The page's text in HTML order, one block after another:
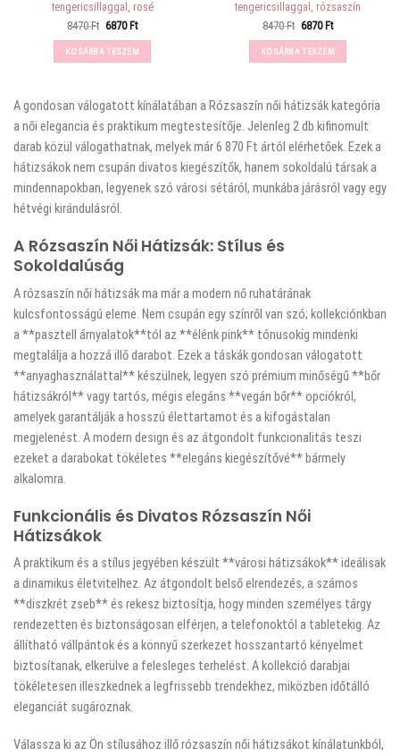
tengericsillaggal, rosé
8470Ft Original
was:
8470 Ft.
6870 FtCurrent
is:
6870 Ft.
KOSÁRBA TESZEM
tengericsillaggal, rózsaszín
8470Ft Original
was:
8470 Ft.
6870 FtCurrent
is:
6870 Ft.
KOSÁRBA TESZEM
Agondosan válogatott kínálatában a Rózsaszín női hátizsák kategória
a női elegancia és praktikum megtestesítője. Jelenleg 2 db kifinomult
darab közül válogathatnak, melyek már 6 870 Ft ártól elérhetőek. Ezek a
hátizsákok nem csupán divatos kiegészítők, hanem sokoldalú társak a
mindennapokban, legyenek szó városi sétáról, munkába járásról vagy egy
hétvégi kirándulásról.
A Rózsaszín Női Hátizsák: Stílus és
Sokoldalúság
A rózsaszín női hátizsák ma már a modern nő ruhatárának
kulcsfontosságú eleme. Nem csupán egy színről van szó; kollekciónkban
a **pasztell árnyalatok**tól az **élénk pink** tónusokig mindenki
megtalálja a hozzá illő darabot. Ezek a táskák gondosan válogatott
**anyaghasználattal** készülnek, legyen szó prémium minőségű **bőr
hátizsákról** vagy tartós, mégis elegáns **vegán bőr** opciókról,
amelyek garantálják a hosszú élettartamot és a kifogástalan
megjelenést. A modern design és az átgondolt funkcionalitás teszi
ezeket a darabokat tökéletes **elegáns kiegészítővé** bármely
alkalomra.
Funkcionális és Divatos Rózsaszín Női
Hátizsákok
A praktikum és a stílus jegyében készült **városi hátizsákok** ideálisak
a dinamikus életvitelhez. Az átgondolt belső elrendezés, a számos
**diszkrét zseb** és rekesz biztosítja, hogy minden személyes tárgy
rendezetten és biztonságosan elférjen, a telefonoktól a tabletekig. Az
állítható vállpántok és a könnyű szerkezet hosszantartó kényelmet
biztosítanak, elkerülve a felesleges terhelést. A kollekció darabjai
tökéletesen illeszkednek a legfrissebb trendekhez, miközben időtálló
eleganciát sugároznak.
Válassza ki az Ön stílusához illő rózsaszín női hátizsákot kínálatunkból,